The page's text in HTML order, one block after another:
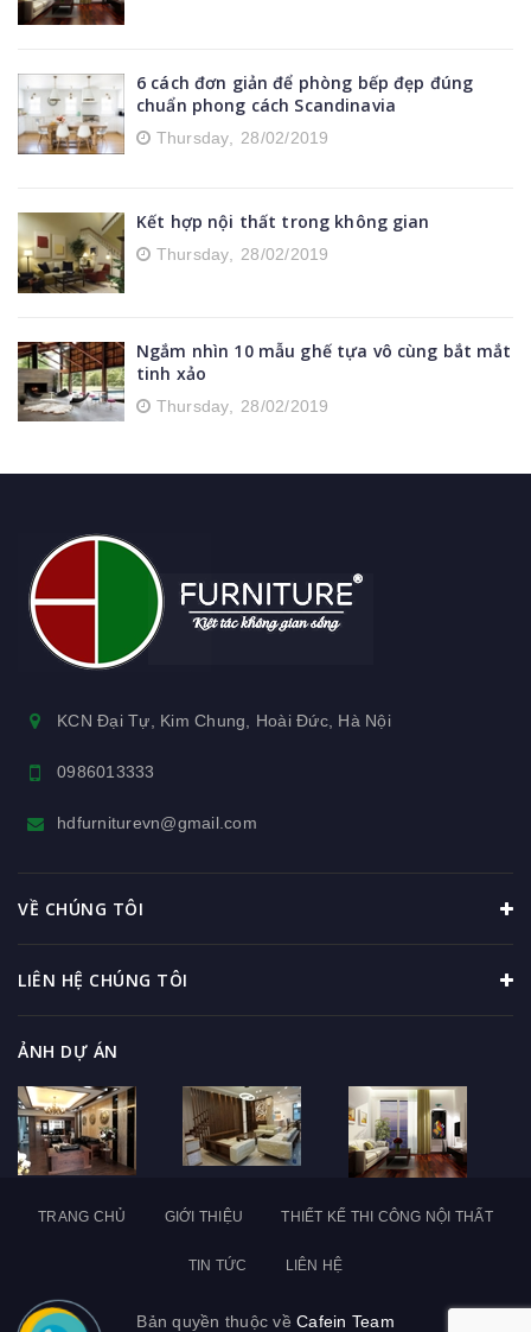
6 cách đơn giản để phòng bếp đẹp đúng
chuẩn phong cách Scandinavia
Thursday, 28/02/2019
Kết hợp nội thất trong không gian
Thursday, 28/02/2019
Ngắm nhìn 10 mẫu ghế tựa vô cùng bắt mắt
tinh xảo
Thursday, 28/02/2019
KCN Đại Tự, Kim Chung, Hoài Đức, Hà Nội
0986013333
hdfurniturevn@gmail.com
VỀ CHÚNG TÔI
LIÊN HỆ CHÚNG TÔI
ẢNH DỰ ÁN
TRANG CHỦ GIỚI THIỆU THIẾT KẾ THI CÔNG NỘI THẤT
TIN TỨC LIÊN HỆ
Bản quyền thuộc về Cafein Team